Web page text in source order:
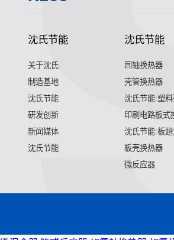
沈氏节能
关于沈氏
制造基地
沈氏节能
研发创新
新闻媒体
沈氏节能
沈氏节能
同轴换热器
壳管换热器
沈氏节能:塑
印刷电路板式
沈氏节能:板
板壳换热器
微反应器